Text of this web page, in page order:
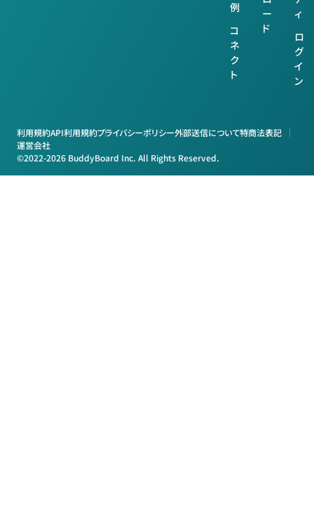
例
コ
ネ
ク
ト
ー
ド
ィ
ロ
グ
イ
ン
利用規約API利用規約プライバシーポリシー外部送信について特商法表記
運営会社
©2022-2026 BuddyBoard Inc. All Rights Reserved.